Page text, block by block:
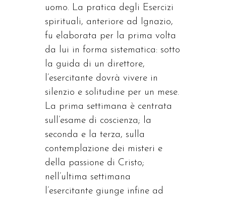
uomo. La pratica degli Esercizi
spirituali, anteriore ad Ignazio,
fu elaborata per la prima volta
da lui in forma sistematica: sotto
la guida di un direttore,
l’esercitante dovrà vivere in
silenzio e solitudine per un mese.
La prima settimana è centrata
sull’esame di coscienza; la
seconda e la terza, sulla
contemplazione dei misteri e
della passione di Cristo;
nell’ultima settimana
l’esercitante giunge infine ad